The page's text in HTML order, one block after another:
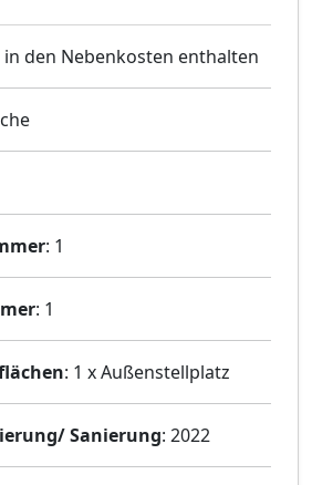
in den Nebenkosten enthalten
: 1
: 1
: 1 x Außenstellplatz
Sanierung: 2022